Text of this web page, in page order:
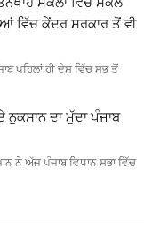
ਵਿੱਚ ਕੇਂਦਰ ਸਰਕਾਰ ਤੋਂ ਵੀ
ਪਹਿਲਾਂ ਹੀ ਦੇਸ਼ ਵਿੱਚ ਸਭ ਤੋਂ
ਨੁਕਸਾਨ ਦਾ ਮੁੱਦਾ ਪੰਜਾਬ
ਨੇ ਅੱਜ ਪੰਜਾਬ ਵਿਧਾਨ ਸਭਾ ਵਿੱਚ